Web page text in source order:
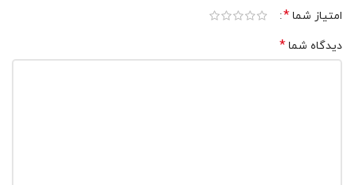
امتیاز شما *
دیدگاه شما *